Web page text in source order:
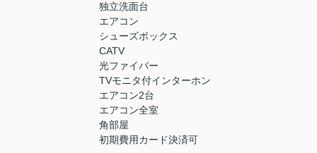
独立洗面台
エアコン
シューズボックス
CATV
光ファイバー
TVモニタ付インターホン
エアコン2台
エアコン全室
角部屋
初期費用カード決済可